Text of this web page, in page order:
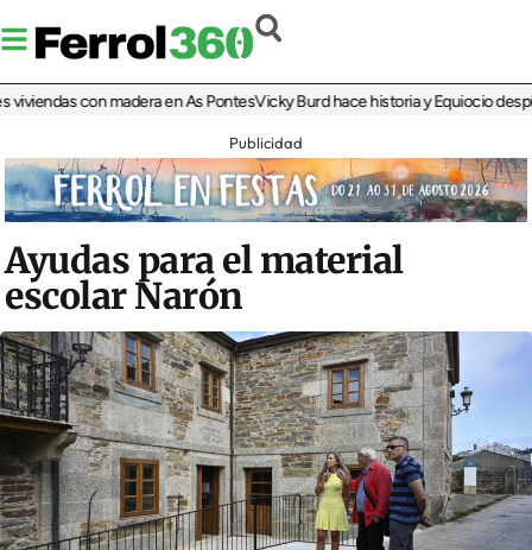
con madera en As PontesVicky Burd hace historia y Equiocio despide
Publicidad
Ayudas para el material
escolar Narón